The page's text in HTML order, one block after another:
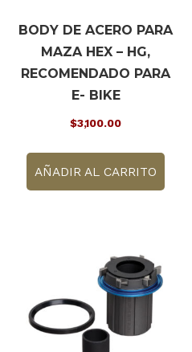
BODY DE ACERO PARA
MAZA HEX – HG,
RECOMENDADO PARA
E- BIKE
$3,100.00
AÑADIR AL CARRITO